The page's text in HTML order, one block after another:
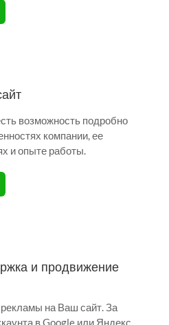
возможность подробно
компании, ее
и опыте работы.
и продвижение
рекламы на Ваш сайт. За
в Google или Яндекс